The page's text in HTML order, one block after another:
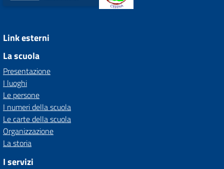
Link esterni
La scuola
Presentazione
I luoghi
Le persone
I numeri della scuola
Le carte della scuola
Organizzazione
La storia
I servizi